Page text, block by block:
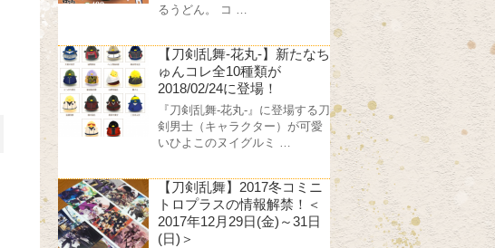
るうどん。 コ …
【刀剣乱舞-花丸-】新たなち
ゅんコレ全10種類が
2018/02/24に登場！
『刀剣乱舞-花丸-』に登場する刀
剣男士（キャラクター）が可愛
いひよこのヌイグルミ …
【刀剣乱舞】2017冬コミニ
トロプラスの情報解禁！＜
2017年12月29日(金)～31日
(日)＞